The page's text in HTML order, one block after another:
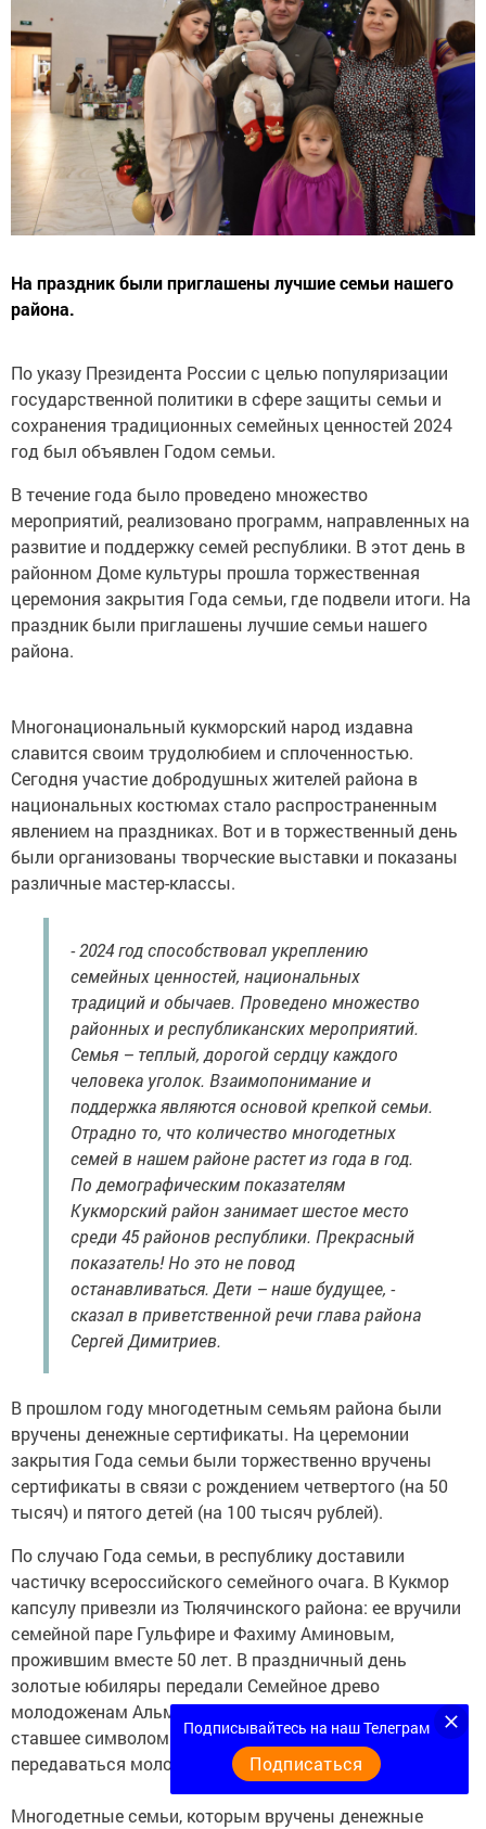
На праздник были приглашены лучшие семьи нашего
района.
По указу Президента России с целью популяризации
государственной политики в сфере защиты семьи и
сохранения традиционных семейных ценностей 2024
год был объявлен Годом семьи.
В течение года было проведено множество
мероприятий, реализовано программ, направленных на
развитие и поддержку семей республики. В этот день в
районном Доме культуры прошла торжественная
церемония закрытия Года семьи, где подвели итоги. На
праздник были приглашены лучшие семьи нашего
района.
Многонациональный кукморский народ издавна
славится своим трудолюбием и сплоченностью.
Сегодня участие добродушных жителей района в
национальных костюмах стало распространенным
явлением на праздниках. Вот и в торжественный день
были организованы творческие выставки и показаны
различные мастер-классы.
- 2024 год способствовал укреплению
семейных ценностей, национальных
традиций и обычаев. Проведено множество
районных и республиканских мероприятий.
Семья – теплый, дорогой сердцу каждого
человека уголок. Взаимопонимание и
поддержка являются основой крепкой семьи.
Отрадно то, что количество многодетных
семей в нашем районе растет из года в год.
По демографическим показателям
Кукморский район занимает шестое место
среди 45 районов республики. Прекрасный
показатель! Но это не повод
останавливаться. Дети – наше будущее, -
сказал в приветственной речи глава района
Сергей Димитриев.
В прошлом году многодетным семьям района были
вручены денежные сертификаты. На церемонии
закрытия Года семьи были торжественно вручены
сертификаты в связи с рождением четвертого (на 50
тысяч) и пятого детей (на 100 тысяч рублей).
По случаю Года семьи, в республику доставили
частичку всероссийского семейного очага. В Кукмор
капсулу привезли из Тюлячинского района: ее вручили
семейной паре Гульфире и Фахиму Аминовым,
прожившим вместе 50 лет. В праздничный день
золотые юбиляры передали Семейное древо
молодоженам Альмире и Газизяну Сабировым. Дерево,
ставшее символом крепкой и счастливой семьи, будет
передаваться молодым семьям в течение года.
Многодетные семьи, которым вручены денежные
Подписывайтесь на наш Телеграм
Подписаться